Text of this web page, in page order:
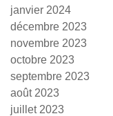
janvier 2024
décembre 2023
novembre 2023
octobre 2023
septembre 2023
août 2023
juillet 2023